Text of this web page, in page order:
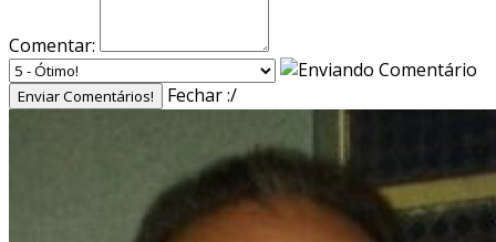
Comentar:
Enviar Comentários! Fechar :/